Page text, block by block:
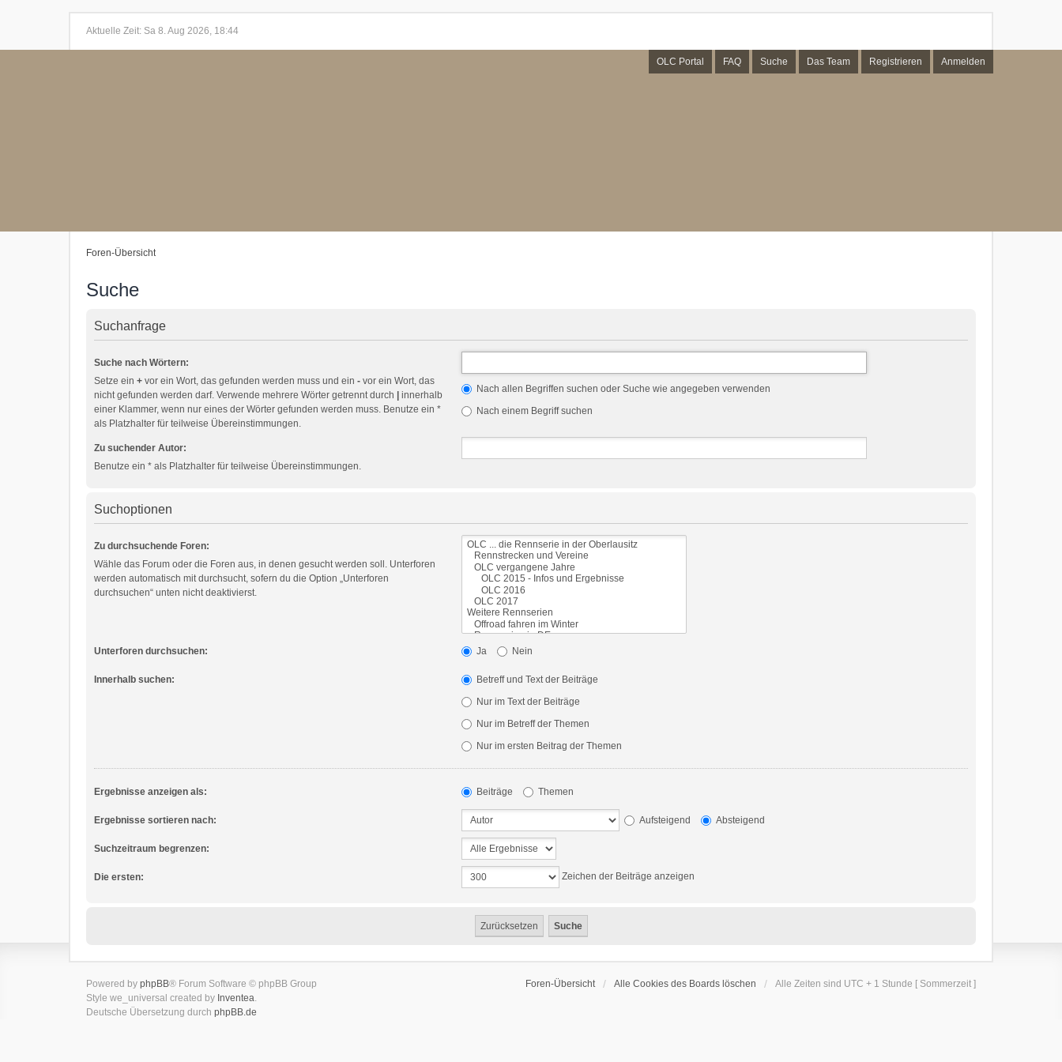
Aktuelle Zeit: Sa 8. Aug 2026, 18:44
OLC Portal FAQ Suche Das Team Registrieren Anmelden
Foren-Übersicht
Suche
Suchanfrage
Suche nach Wörtern:
Setze ein + vor ein Wort, das gefunden werden muss und ein - vor ein Wort, das
nicht gefunden werden darf. Verwende mehrere Wörter getrennt durch
innerhalb
einer Klammer, wenn nur eines der Wörter gefunden werden muss. Benutze ein *
als Platzhalter für teilweise Übereinstimmungen.
Nach allen Begriffen suchen oder Suche wie angegeben verwenden
Nach einem Begriff suchen
Zu suchender Autor:
Benutze ein * als Platzhalter für teilweise Übereinstimmungen.
Suchoptionen
Zu durchsuchende Foren:
Wähle das Forum oder die Foren aus, in denen gesucht werden soll. Unterforen
werden automatisch mit durchsucht, sofern du die Option „Unterforen
durchsuchen“ unten nicht deaktivierst.
Unterforen durchsuchen: Ja Nein
Innerhalb suchen:
Betreff und Text der Beiträge
Nur im Text der Beiträge
Nur im Betreff der Themen
Nur im ersten Beitrag der Themen
Ergebnisse anzeigen als: Beiträge Themen
Ergebnisse sortieren nach: Aufsteigend Absteigend
Suchzeitraum begrenzen:
Die ersten: Zeichen der Beiträge anzeigen
Foren-Übersicht Alle Cookies des Boards löschen Alle Zeiten sind UTC + 1 Stunde [ Sommerzeit ]
Powered by phpBB® Forum Software © phpBB Group
Style we_universal created by Inventea.
Deutsche Übersetzung durch phpBB.de